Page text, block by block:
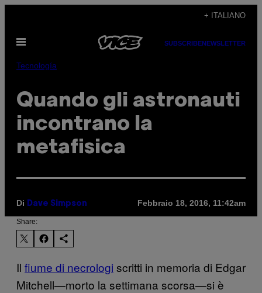
contenuto
+ ITALIANO
Apri
SUBSCRIBENEWSLETTER
Tecnología
Quando gli astronauti
incontrano la
metafisica
Di Dave Simpson Febbraio 18, 2016, 11:42am
Share:
Il fiume di necrologi scritti in memoria di Edgar
Mitchell—morto la settimana scorsa—si è